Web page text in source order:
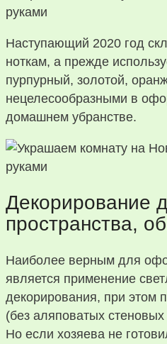
Наступающий 2020 год
ноткам, а прежде
пурпурный, золотой,
нецелесообразными в
домашнем убранстве.
Декорирование
пространства,
Наиболее верным для
является применение
декорирования, при этом
(без аляповатых
Но если хозяева не